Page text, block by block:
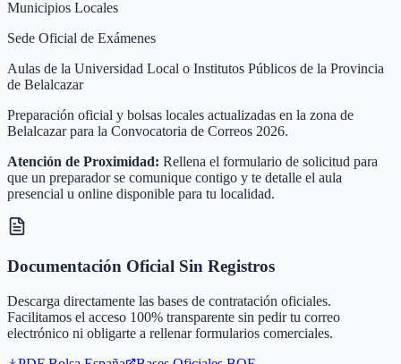
Municipios Locales
Sede Oficial de Exámenes
Aulas de la Universidad Local o Institutos Públicos de la Provincia
de Belalcazar
Preparación oficial y bolsas locales actualizadas en la zona de
Belalcazar para la Convocatoria de Correos 2026.
Atención de Proximidad: Rellena el formulario de solicitud para
que un preparador se comunique contigo y te detalle el aula
presencial u online disponible para tu localidad.
Documentación Oficial Sin Registros
Descarga directamente las bases de contratación oficiales.
Facilitamos el acceso 100% transparente sin pedir tu correo
electrónico ni obligarte a rellenar formularios comerciales.